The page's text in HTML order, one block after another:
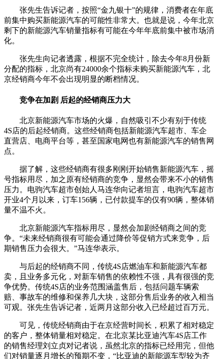
张先生告诉记者，按照“金九银十”的规律，消费者在年底
前集中购买新能源汽车的可能性非常大。也就是说，今年北京
剩下的新能源汽车销量指标有可能在今年年底前集中被市场消
化。
张先生向记者透露，根据不完全统计，除去今年8月份新
分配的指标，北京尚有24000余个指标未购买新能源汽车，北
京经销商今年不会出现明显的断档情况。
竞争在加剧 后起的经销商压力大
北京新能源汽车市场的火爆，自然吸引不少有别于传统
4S店的后起经销商。这些经销商包括新能源汽车超市、车企
直营店、电商平台等，甚至国家电网也有新能源汽车的销售网
点。
据了解，这些经销商有很多刚刚开始销售新能源汽车，摇
号指标用尽，加之原有经销商的竞争，显然会带来不小的销售
压力。电驹汽车超市创始人马连华向记者坦言，电驹汽车超市
开业4个月以来，订车156辆，已付款提车的仅有90辆，整体销
量不温不火。
北京新能源汽车指标用尽，显然会加剧经销商之间的竞
争。“未来经销商很有可能会通过降价等促销方式来竞争，后
期销售压力会很大。”马连华表示。
与后起的经销商不同，传统4S店燃油车和新能源汽车都
卖，且业务多元化，对新车销售的依赖性不强，具有很强的竞
争优势。传统4S店的业务范围涵盖售后，包括问题车辆索
赔、事故车的维修和保养几大块，这部分售后业务的收入相当
可观。张先生告诉记者，近两月这部分收入已经超过百万元。
可见，传统经销商由于在京经营时间长，积累了相对稳定
的客户，整体销量相对稳定。在北京某比亚迪汽车4S店工作
的销售经理刘立贞对记者说，虽然北京的指标已经用完，但他
们对销量逐月增长的预期不变，“比亚迪的新能源车型较为齐